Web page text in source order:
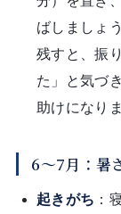
ばしましょ
残すと、振
た」と気づ
助けになり
6〜7月：暑
起きがち ：